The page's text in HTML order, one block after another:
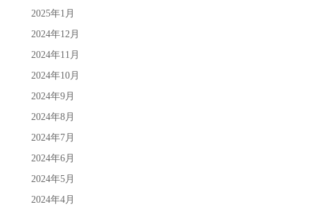
2025年1月
2024年12月
2024年11月
2024年10月
2024年9月
2024年8月
2024年7月
2024年6月
2024年5月
2024年4月